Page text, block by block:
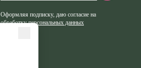
Оформляя подписку, даю согласие на
обработку персональных данных